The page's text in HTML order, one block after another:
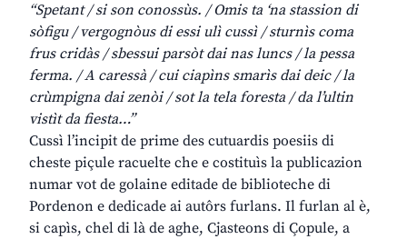
“Spetant / si son conossùs. / Omis ta ‘na stassion di
sòfigu / vergognòus di essi ulì cussì / sturnìs coma
frus cridàs / sbessui parsòt dai nas luncs / la pessa
ferma. / A caressà / cui ciapìns smarìs dai deic / la
crùmpigna dai zenòi / sot la tela foresta / da l’ultin
vistìt da fiesta…”
Cussì l’incipit de prime des cutuardis poesiis di
cheste piçule racuelte che e costituìs la publicazion
numar vot de golaine editade de biblioteche di
Pordenon e dedicade ai autôrs furlans. Il furlan al è,
si capìs, chel di là de aghe, Cjasteons di Çopule, a